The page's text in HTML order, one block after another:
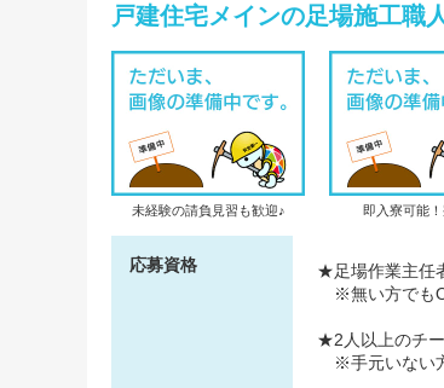
戸建住宅メインの足場施工職
未経験の請負見習も歓迎♪ 即入寮可能
応募資格
★足場作業主任
※無い方でも
★2人以上のチ
※手元いない